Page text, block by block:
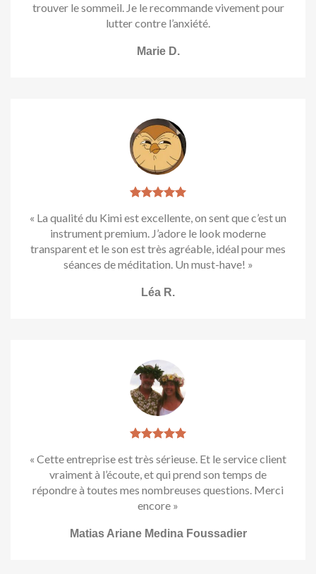
trouver le sommeil. Je le recommande vivement pour
lutter contre l’anxiété.
Marie D.
« La qualité du Kimi est excellente, on sent que c’est un
instrument premium. J’adore le look moderne
transparent et le son est très agréable, idéal pour mes
séances de méditation. Un must-have! »
Léa R.
« Cette entreprise est très sérieuse. Et le service client
vraiment à l’écoute, et qui prend son temps de
répondre à toutes mes nombreuses questions. Merci
encore »
Matias Ariane Medina Foussadier